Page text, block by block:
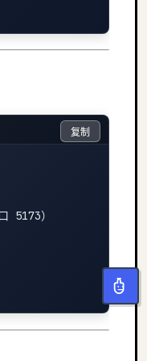
5173）
复制
复制